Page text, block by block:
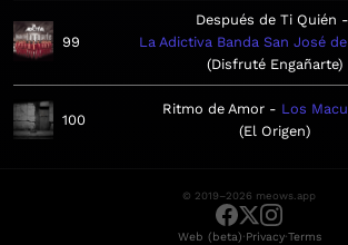
99
Después de Ti Quién
La Adictiva Banda San José
Disfruté Engañarte
100
Ritmo de Amor
Los
El Origen
© 2019–2026 meows.app
Web (beta)·Privacy·Terms